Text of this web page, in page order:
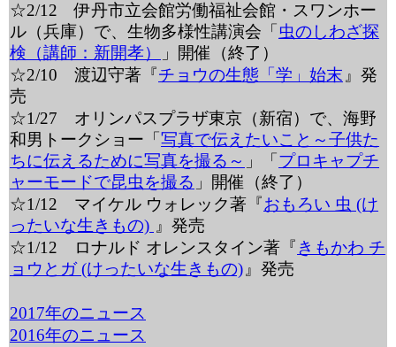
☆2/12 伊丹市立会館労働福祉会館・スワンホー
ル（兵庫）で、生物多様性講演会「 虫のしわざ探
検（講師：新開孝）
」開催（終了）
☆2/10 渡辺守著『チョウの生態「学」始末 』発
売
☆1/27 オリンパスプラザ東京（新宿）で、海野
和男トークショー「 写真で伝えたいこと～子供た
ちに伝えるために写真を撮る～ 」「 プロキャプチ
ャーモードで昆虫を撮る 」開催（終了）
☆1/12 マイケル ウォレック著『おもろい 虫 (け
ったいな生きもの) 』発売
☆1/12 ロナルド オレンスタイン著『 きもかわ チ
ョウとガ (けったいな生きもの) 』発売
2017年のニュース
2016年のニュース